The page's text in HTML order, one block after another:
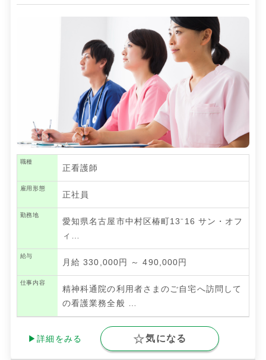
職種
正看護師
雇用形態
正社員
勤務地
愛知県名古屋市中村区椿町13⁻16 サン・オフ
ィ…
給与
月給 330,000円 ～ 490,000円
仕事内容
精神科通院の利用者さまのご自宅へ訪問して
の看護業務全般
▶詳細をみる 気になる